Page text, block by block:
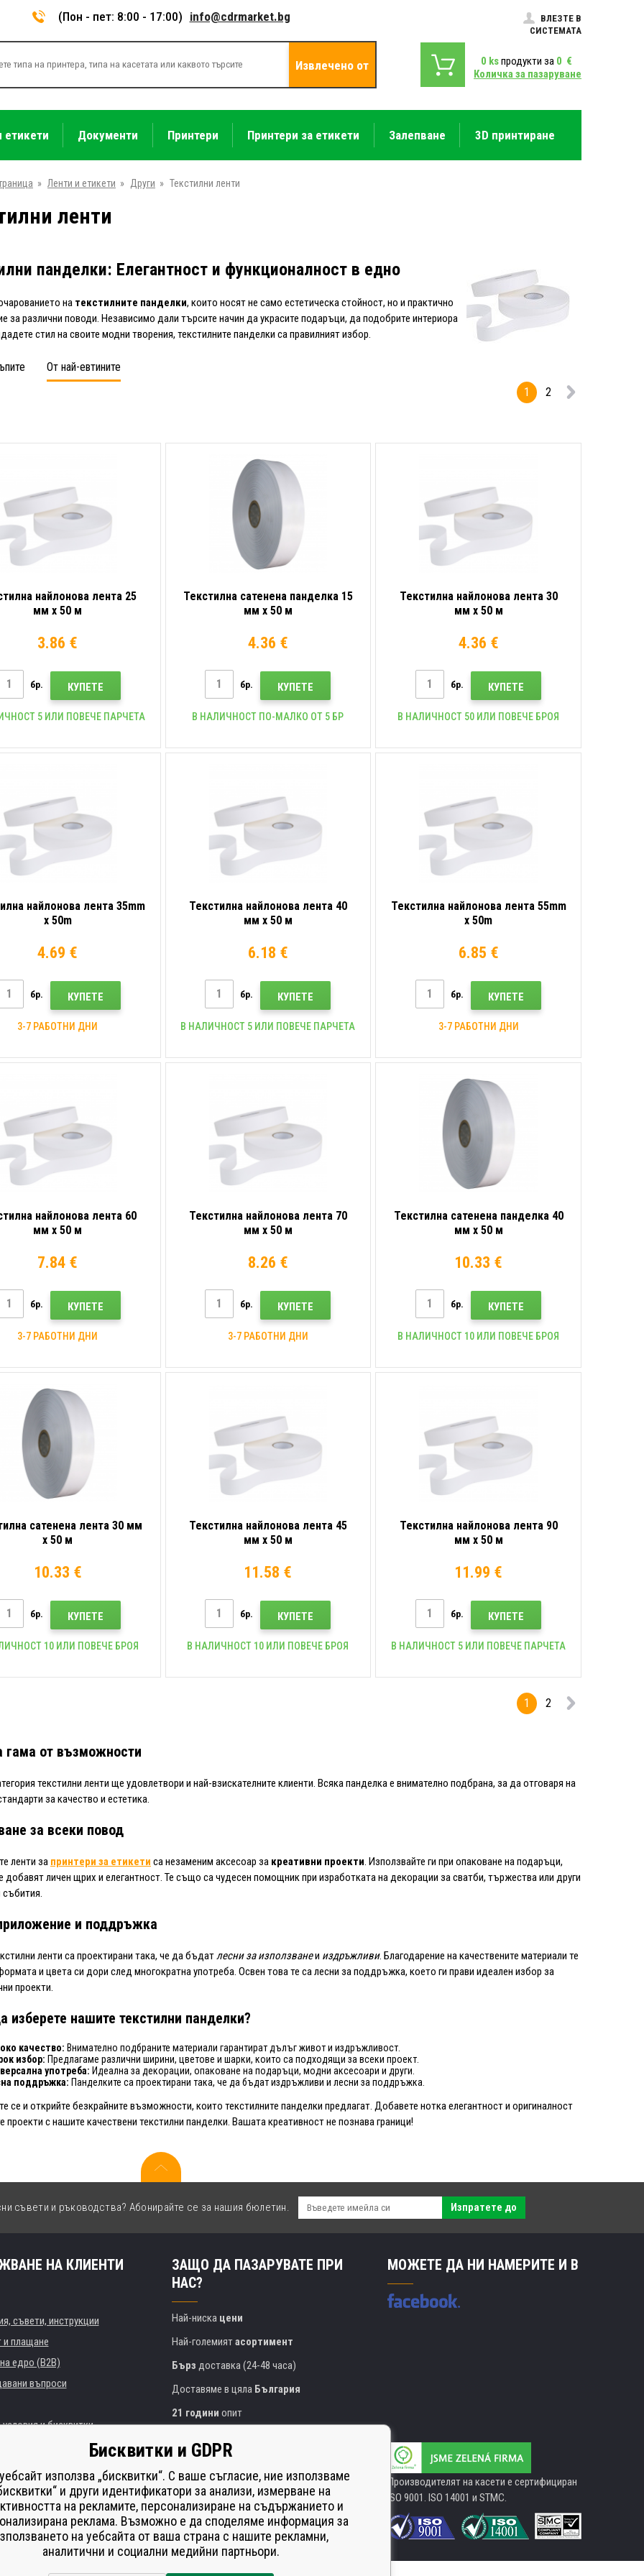
(Пон - пет: 8:00 - 17:00) info@cdrmarket.bg
ВЛЕЗТЕ В
СИСТЕМАТА
Извлечено от 0 ksпродукти за 0 €
Количка за пазаруване
етикети Документи Принтери Принтери за етикети Залепване 3D принтиране
» Ленти и етикети » Други » Текстилни ленти
ленти
панделки: Елегантност и функционалност в едно
на текстилните панделки, които носят не само естетическа стойност, но и практично
за различни поводи. Независимо дали търсите начин да украсите подаръци, да подобрите интериора
стил на своите модни творения, текстилните панделки са правилният избор.
От най-евтините
1
2
найлонова лента 25
мм x 50 м
3.86 €
бр. КУПЕТЕ
5 ИЛИ ПОВЕЧЕ ПАРЧЕТА
Текстилна сатенена панделка 15
мм x 50 м
4.36 €
бр. КУПЕТЕ
В НАЛИЧНОСТ ПО-МАЛКО ОТ 5 БР
Текстилна найлонова лента 30
мм x 50 м
4.36 €
бр. КУПЕТЕ
В НАЛИЧНОСТ 50 ИЛИ ПОВЕЧЕ БРОЯ
найлонова лента 35mm
x 50m
4.69 €
бр. КУПЕТЕ
3-7 РАБОТНИ ДНИ
Текстилна найлонова лента 40
мм x 50 м
6.18 €
бр. КУПЕТЕ
В НАЛИЧНОСТ 5 ИЛИ ПОВЕЧЕ ПАРЧЕТА
Текстилна найлонова лента 55mm
x 50m
6.85 €
бр. КУПЕТЕ
3-7 РАБОТНИ ДНИ
найлонова лента 60
мм x 50 м
7.84 €
бр. КУПЕТЕ
3-7 РАБОТНИ ДНИ
Текстилна найлонова лента 70
мм x 50 м
8.26 €
бр. КУПЕТЕ
3-7 РАБОТНИ ДНИ
Текстилна сатенена панделка 40
мм x 50 м
10.33 €
бр. КУПЕТЕ
В НАЛИЧНОСТ 10 ИЛИ ПОВЕЧЕ БРОЯ
сатенена лента 30 мм
x 50 м
10.33 €
бр. КУПЕТЕ
10 ИЛИ ПОВЕЧЕ БРОЯ
Текстилна найлонова лента 45
мм x 50 м
11.58 €
бр. КУПЕТЕ
В НАЛИЧНОСТ 10 ИЛИ ПОВЕЧЕ БРОЯ
Текстилна найлонова лента 90
мм x 50 м
11.99 €
бр. КУПЕТЕ
В НАЛИЧНОСТ 5 ИЛИ ПОВЕЧЕ ПАРЧЕТА
1 2
гама от възможности
текстилни ленти ще удовлетвори и най-взискателните клиенти. Всяка панделка е внимателно подбрана, за да отговаря на
за качество и естетика.
за всеки повод
ленти за принтери за етикети са незаменим аксесоар за креативни проекти. Използвайте ги при опаковане на подаръци,
личен щрих и елегантност. Те също са чудесен помощник при изработката на декорации за сватби, тържества или други
събития.
и поддръжка
ленти са проектирани така, че да бъдатлесни за използванеи издръжливи. Благодарение на качествените материали те
и цвета си дори след многократна употреба. Освен това те са лесни за поддръжка, което ги прави идеален избор за
проекти.
изберете нашите текстилни панделки?
качество: Внимателно подбраните материали гарантират дълъг живот и издръжливост.
избор: Предлагаме различни ширини, цветове и шарки, които са подходящи за всеки проект.
употреба: Идеална за декорации, опаковане на подаръци, модни аксесоари и други.
поддръжка: Панделките са проектирани така, че да бъдат издръжливи и лесни за поддръжка.
се и открийте безкрайните възможности, които текстилните панделки предлагат. Добавете нотка елегантност и оригиналност
проекти с нашите качествени текстилни панделки. Вашата креативност не познава граници!
съвети и ръководства? Абонирайте се за нашия бюлетин. Изпратете до
НА КЛИЕНТИ
съвети, инструкции
и плащане
едро (B2B)
въпроси
и бисквитки
принтери
изпълнение
od smlouvy
ЗАЩО ДА ПАЗАРУВАТЕ ПРИ
НАС?
Най-ниска цени
Най-големиятасортимент
Бърз доставка (24-48 часа)
Доставяме в цяла България
21 години опит
Полезен подход
Goldenсертификат Heureka
Сейфонлайн плащания
МОЖЕТЕ ДА НИ НАМЕРИТЕ И В
Производителят на касети е сертифициран
ISO 9001. ISO 14001 и STMC.
Бисквитки и GDPR
използва „бисквитки“. С ваше съгласие, ние използваме
и други идентификатори за анализи, измерване на
на рекламите, персонализиране на съдържанието и
реклама. Възможно е да споделяме информация за
на уебсайта от ваша страна с нашите рекламни,
аналитични и социални медийни партньори.